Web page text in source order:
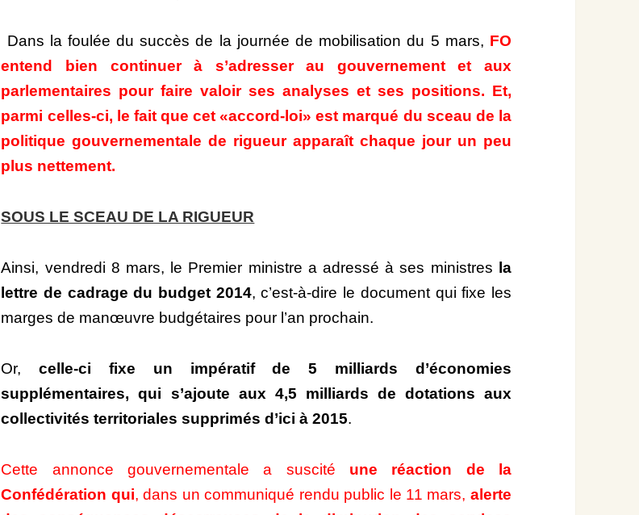
Dans la foulée du succès de la journée de mobilisation du 5 mars, FO
entend bien continuer à s’adresser au gouvernement et aux
parlementaires pour faire valoir ses analyses et ses positions. Et,
parmi celles-ci, le fait que cet «accord-loi» est marqué du sceau de la
politique gouvernementale de rigueur apparaît chaque jour un peu
plus nettement.
SOUS LE SCEAU DE LA RIGUEUR
Ainsi, vendredi 8 mars, le Premier ministre a adressé à ses ministres
la
lettre de cadrage du budget 2014, c’est-à-dire le document qui fixe les
marges de manœuvre budgétaires pour l’an prochain.
Or,celle-ci fixe un impératif de 5 milliards d’économies
supplémentaires, qui s’ajoute aux 4,5 milliards de dotations aux
collectivités territoriales supprimés d’ici à 2015.
Cette annonce gouvernementale a suscité une réaction de la
Confédération qui, dans un communiqué rendu public le 11 mars, alerte